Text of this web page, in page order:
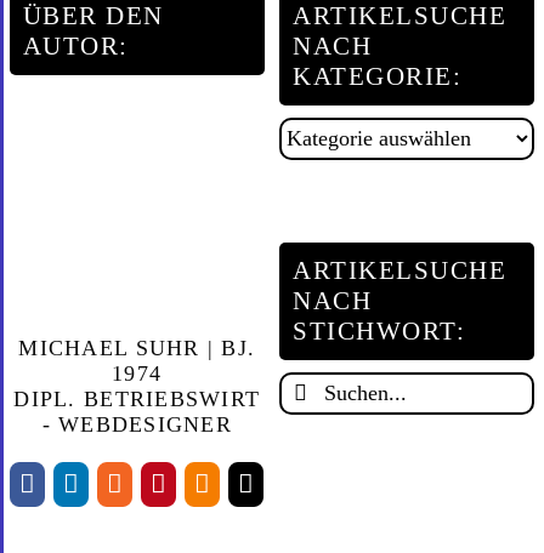
ÜBER DEN
AUTOR:
MICHAEL SUHR | BJ.
1974
DIPL. BETRIEBSWIRT
- WEBDESIGNER
ARTIKELSUCHE
NACH
KATEGORIE:
Artikelsuche
ARTIKELSUCHE
NACH
STICHWORT:
Suche